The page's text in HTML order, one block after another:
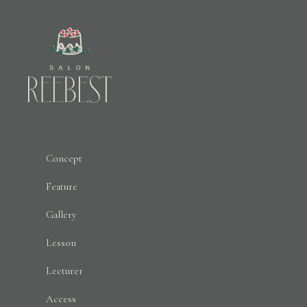
Concept
Feature
Gallery
Lesson
Lecturer
Access